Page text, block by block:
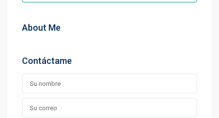
About Me
Contáctame